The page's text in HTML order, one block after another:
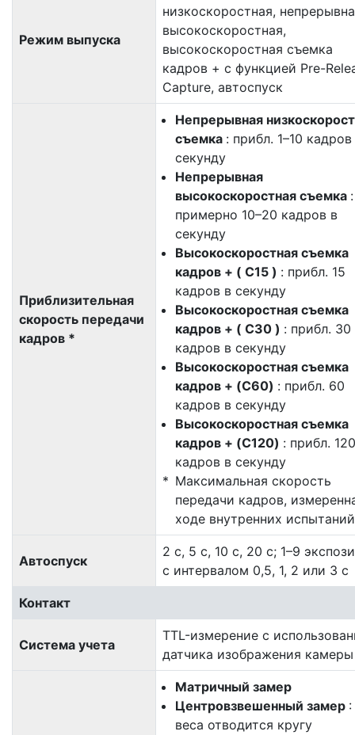
Режим выпуска
низкоскоростная,
высокоскоростная,
высокоскоростная съемка
кадров + с функцией Pre-
Capture, автоспуск
Приблизительная
скорость передачи
кадров *
Непрерывная
съемка : прибл. 1–10 кадров
секунду
Непрерывная
высокоскоростная съемка :
примерно 10–20 кадров в
секунду
Высокоскоростная съемка
кадров + ( C15 ) : прибл. 15
кадров в секунду
Высокоскоростная съемка
кадров + ( C30 ) : прибл. 30
кадров в секунду
Высокоскоростная съемка
кадров + (C60) : прибл. 60
кадров в секунду
Высокоскоростная съемка
кадров + (C120) : прибл. 120
кадров в секунду
Максимальная скорость
передачи кадров,
ходе внутренних
Автоспуск
2 с, 5 с, 10 с, 20 с; 1–9
с интервалом 0,5, 1, 2 или 3 с
Контакт
Система учета
TTL-измерение с
датчика изображения камеры
Матричный замер
Центровзвешенный замер
веса отводится кругу